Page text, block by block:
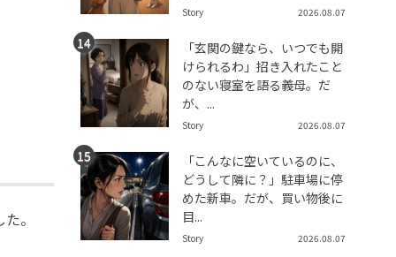
。
Story 2026.08.07
「玄関の鍵なら、いつでも開
けられるわ」招き入れたこと
のない寝室を語る義母。だ
が、...
Story 2026.08.07
「こんなに空いているのに、
どうして隣に？」駐車場に停
めた新車。だが、買い物後に
目...
Story 2026.08.07